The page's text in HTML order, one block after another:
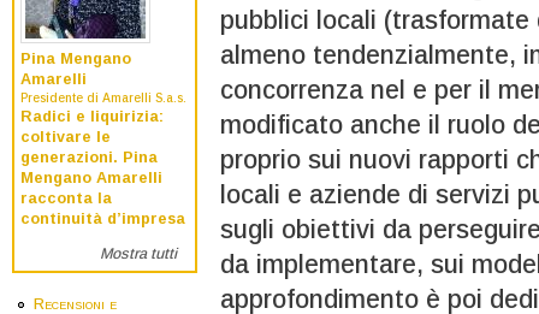
Pina Mengano
Amarelli
Presidente di Amarelli S.a.s.
Radici e liquirizia:
coltivare le
generazioni. Pina
Mengano Amarelli
racconta la
continuità d’impresa
Mostra tutti
Recensioni e
pubblici locali
almeno tendenzialmente,
concorrenza nel e per il
modificato anche il ruolo
proprio sui nuovi rapporti
locali e aziende di servizi
sugli obiettivi da
da implementare, sui
approfondimento è poi